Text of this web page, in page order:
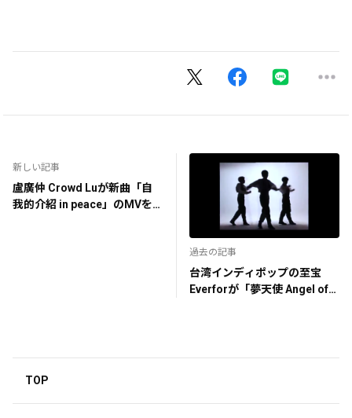
新しい記事
盧廣仲 Crowd Luが新曲「自
我的介紹 in peace」のMVを
過去の記事
台湾インディポップの至宝
Everforが「夢天使 Angel of
TOP